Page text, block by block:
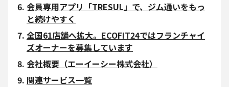
会員専用アプリ「TRESUL」で、ジム通いをもっ
と続けやすく
全国61店舗へ拡大。ECOFIT24ではフランチャイ
ズオーナーを募集しています
会社概要（エーイーシー株式会社）
関連サービス一覧